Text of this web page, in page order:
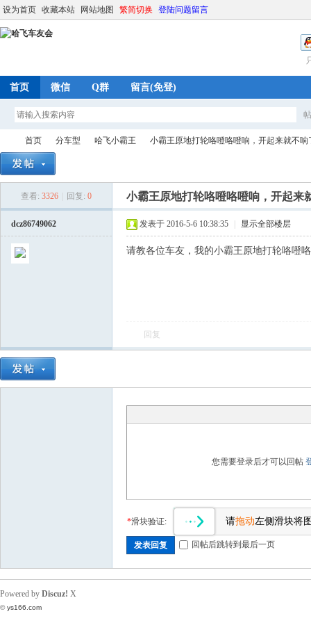
设为首页 收藏本站 网站地图 繁简切换 登陆问题留言
首页 微信 Q群 留言(免登)
首页
›
分车型
›
哈飞小霸王
›
小霸王原地打轮咯噔咯噔响，开起来就不响
查看: 3326 回复: 0 小霸王原地打轮咯噔咯噔响，开起来
dcz86749062 发表于 2016-5-6 10:38:35 显示全部楼层
请教各位车友，我的小霸王原地打轮咯噔
回复
您需要登录后才可以回帖
*滑块验证: 请拖动左侧滑块将
发表回复 回帖后跳转到最后一页
Powered by Discuz! X
©ys166.com